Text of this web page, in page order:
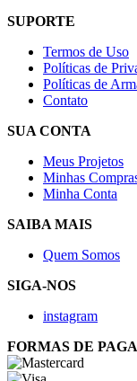
SUPORTE
Termos de Uso
Políticas de
Políticas de
Contato
SUA CONTA
Meus Projetos
Minhas
Minha Conta
SAIBA MAIS
Quem Somos
SIGA-NOS
instagram
FORMAS DE